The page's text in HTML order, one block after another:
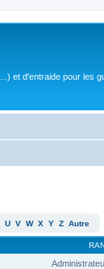
et d'entraide pour les
U V W X Y Z Autre